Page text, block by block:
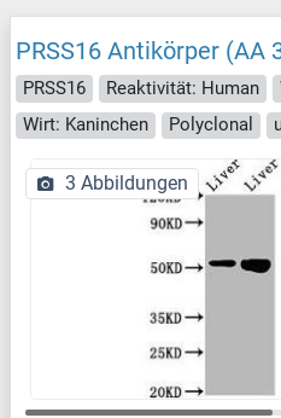
PRSS16 Antikörper (AA
PRSS16 Reaktivität: Human
Wirt: Kaninchen
Polyclonal
3 Abbildungen